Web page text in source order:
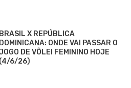
BRASIL X REPÚBLICA
DOMINICANA: ONDE VAI PASSAR O
DE VÔLEI FEMININO HOJE
(4/6/26)